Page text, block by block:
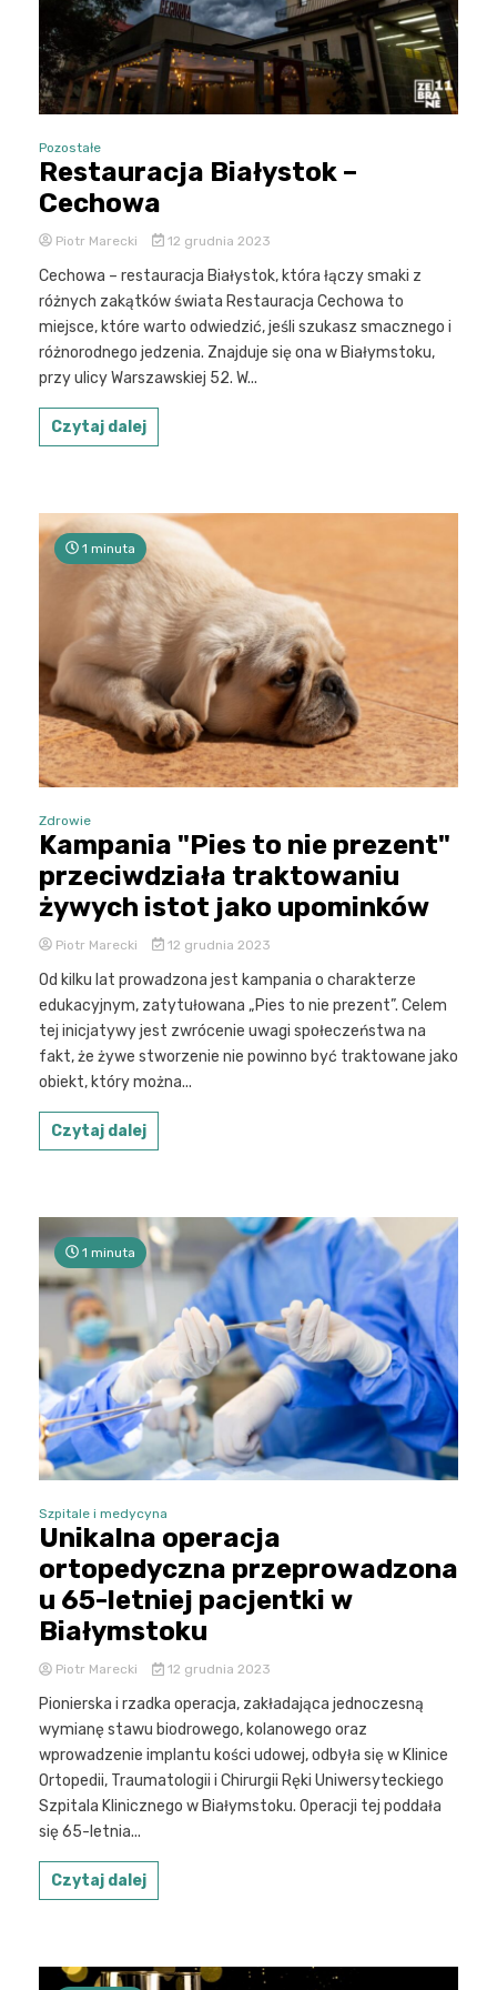
Pozostałe
Restauracja Białystok –
Cechowa
Piotr Marecki 12 grudnia 2023
Cechowa – restauracja Białystok, która łączy smaki z
różnych zakątków świata Restauracja Cechowa to
miejsce, które warto odwiedzić, jeśli szukasz smacznego i
różnorodnego jedzenia. Znajduje się ona w Białymstoku,
przy ulicy Warszawskiej 52. W...
Czytaj dalej
1 minuta
Zdrowie
Kampania "Pies to nie prezent"
przeciwdziała traktowaniu
żywych istot jako upominków
Piotr Marecki 12 grudnia 2023
Od kilku lat prowadzona jest kampania o charakterze
edukacyjnym, zatytułowana „Pies to nie prezent”. Celem
tej inicjatywy jest zwrócenie uwagi społeczeństwa na
fakt, że żywe stworzenie nie powinno być traktowane jako
obiekt, który można...
Czytaj dalej
1 minuta
Szpitale i medycyna
Unikalna operacja
ortopedyczna przeprowadzona
u 65-letniej pacjentki w
Białymstoku
Piotr Marecki 12 grudnia 2023
Pionierska i rzadka operacja, zakładająca jednoczesną
wymianę stawu biodrowego, kolanowego oraz
wprowadzenie implantu kości udowej, odbyła się w Klinice
Ortopedii, Traumatologii i Chirurgii Ręki Uniwersyteckiego
Szpitala Klinicznego w Białymstoku. Operacji tej poddała
się 65-letnia...
Czytaj dalej